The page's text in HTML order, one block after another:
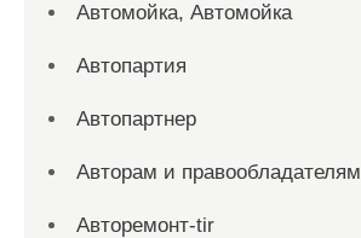
Автомойка, Автомойка
Автопартия
Автопартнер
Авторам и правообладателям
Авторемонт-tir